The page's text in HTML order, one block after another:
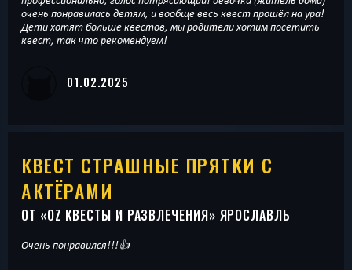
очень понравилась детям, и вообще весь квест прошёл на ура!
Дети хотят больше квестов, мы родители хотим посетить
квест, так что рекомендуем!
01.02.2025
КВЕСТ СТРАШНЫЕ ПРЯТКИ С
АКТЁРАМИ
ОТ «OZ КВЕСТЫ И РАЗВЛЕЧЕНИЯ» ЯРОСЛАВЛЬ
Очень понравился!!!👍